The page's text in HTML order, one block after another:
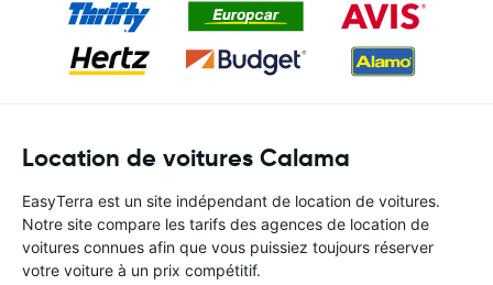
Location de voitures Calama
EasyTerra est un site indépendant de location de voitures.
Notre site compare les tarifs des agences de location de
voitures connues afin que vous puissiez toujours réserver
votre voiture à un prix compétitif.